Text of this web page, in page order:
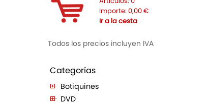
Importe: 0,00 €
Ir a la cesta
Todos los precios incluyen IVA
Categorías
Botiquines
DVD